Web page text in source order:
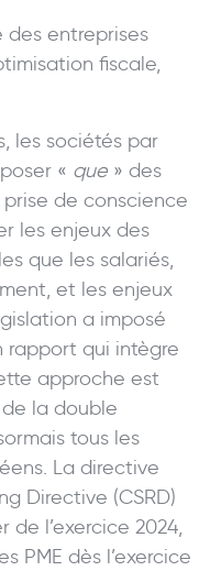
des entreprises
fiscale,
les sociétés par
« que » des
de conscience
les enjeux des
que les salariés,
et les enjeux
a imposé
rapport qui intègre
approche est
la double
tous les
La directive
Directive (CSRD)
l’exercice 2024,
PME dès l’exercice